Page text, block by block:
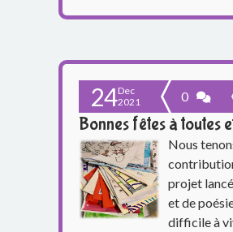
V
e
24Dec
2021
0
Bonnes fêtes à toutes
Nous
projet
et de
difficile à